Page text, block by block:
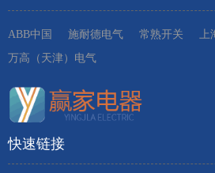
ABB中国 施耐德电气 常熟开关
上
万高（天津）电气
快速链接